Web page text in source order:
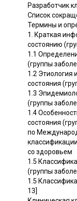
Разработчик
Список
Термины и
1. Краткая
состоянию
1.1
(группы
1.2 Этиология
состояния
1.3
(группы
1.4
состояния
по
со здоровьем
1.5
(группы
1.5
13]